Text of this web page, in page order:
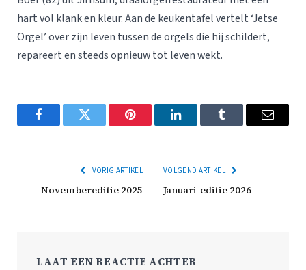
hart vol klank en kleur. Aan de keukentafel vertelt ‘Jetse
Orgel’ over zijn leven tussen de orgels die hij schildert,
repareert en steeds opnieuw tot leven wekt.
FacebookTwitter Pinterest LinkedInTumblr Email
VORIG ARTIKEL
Novembereditie 2025
VOLGEND ARTIKEL
Januari-editie 2026
LAAT EEN REACTIE ACHTER